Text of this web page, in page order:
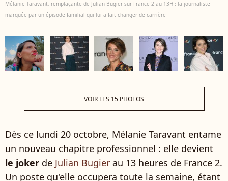
Mélanie Taravant, remplaçante de Julian Bugier sur France 2 au 13H : la journaliste
marquée par un épisode familial qui lui a fait changer de carrière
VOIR LES 15 PHOTOS
Dès ce lundi 20 octobre, Mélanie Taravant entame
un nouveau chapitre professionnel : elle devient
le joker de Julian Bugier au 13 heures de France 2.
Un poste qu'elle occupera toute la semaine, étant